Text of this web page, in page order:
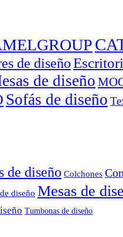
de diseño
de diseño
Sofás de diseño
de diseño Colchones
diseño Mesas de
Tumbonas de diseño